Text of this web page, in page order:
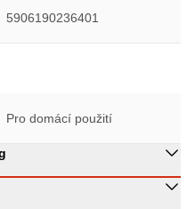
5906190236401
Pro domácí použití